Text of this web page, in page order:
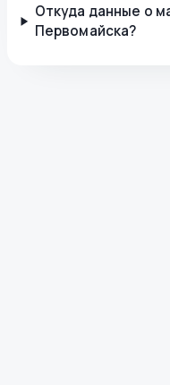
Откуда данные о
Первомайска?